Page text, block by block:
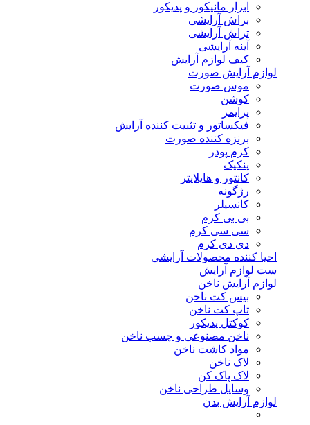
ابزار مانیکور و پدیکور
براش آرایشی
تراش آرایشی
آینه آرایشی
کیف لوازم آرایش
لوازم آرایش صورت
موس صورت
کوشن
پرایمر
فیکساتور و تثبیت کننده آرایش
برنزه کننده صورت
کرم پودر
پنکیک
کانتور و هایلایتر
رژگونه
کانسیلر
بی بی کرم
سی سی کرم
دی دی کرم
احیا کننده محصولات آرایشی
ست لوازم آرایش
لوازم آرایش ناخن
بیس کت ناخن
تاپ کت ناخن
کوکتل پدیکور
ناخن مصنوعی و چسب ناخن
مواد کاشت ناخن
لاک ناخن
لاک پاک کن
وسایل طراحی ناخن
لوازم آرایش بدن